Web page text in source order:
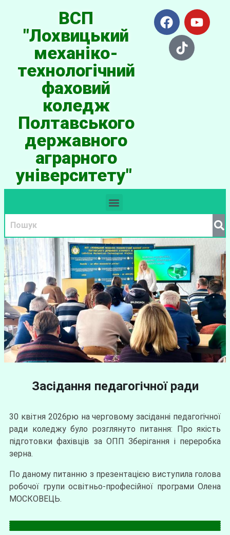
ВСП
"Лохвицький
механіко-
технологічний
фаховий
коледж
Полтавського
державного
аграрного
університету"
Засідання педагогічної ради
30 квітня 2026рю на черговому засіданні педагогічної
ради коледжу було розглянуто питання: Про якість
підготовки фахівців за ОПП Зберігання і переробка
зерна.
По даному питанню з презентацією виступила голова
робочої групи освітньо-професійної програми Олена
МОСКОВЕЦЬ.